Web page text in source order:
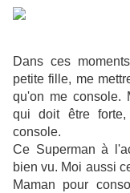
Dans ces
petite fille, me
qu'on me console.
qui doit être
console.
Ce Superman à
bien vu. Moi aussi
Maman pour